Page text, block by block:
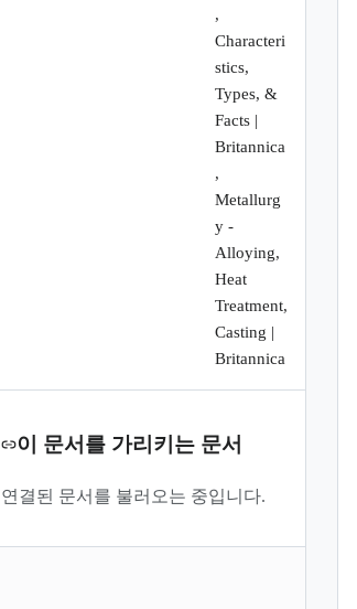
,
Characteri
stics,
Types, &
Facts |
Britannica
,
Metallurg
y -
Alloying,
Heat
Treatment,
Casting |
Britannica
이 문서를 가리키는 문서
연결된 문서를 불러오는 중입니다.